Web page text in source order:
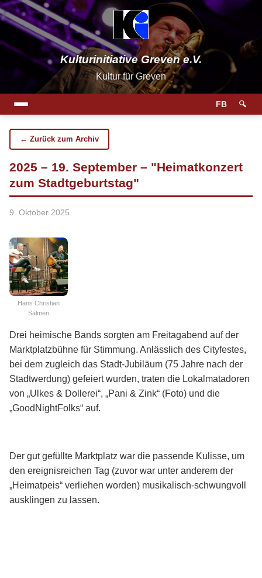
Kulturinitiative Greven e.V.
Kultur für Greven
FB 🔍
← Zurück zum Archiv
2025 – 19. September – "Heimatkonzert
zum Stadtgeburtstag"
9. Oktober 2025
Hans Christian
Salmen
Drei heimische Bands sorgten am Freitagabend auf der
Marktplatzbühne für Stimmung. Anlässlich des Cityfestes,
bei dem zugleich das Stadt-Jubiläum (75 Jahre nach der
Stadtwerdung) gefeiert wurden, traten die Lokalmatadoren
von „Ulkes & Dollerei“, „Pani & Zink“ (Foto) und die
„GoodNightFolks“ auf.
Der gut gefüllte Marktplatz war die passende Kulisse, um
den ereignisreichen Tag (zuvor war unter anderem der
„Heimatpeis“ verliehen worden) musikalisch-schwungvoll
ausklingen zu lassen.